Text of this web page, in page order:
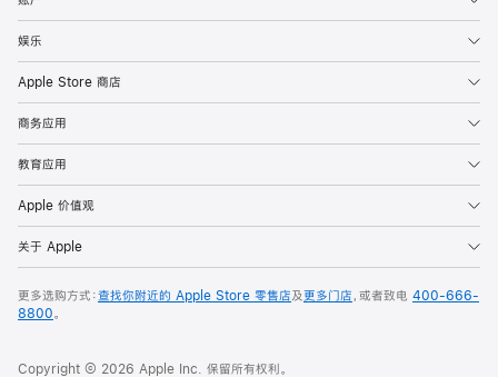
娱乐
Apple Store 商店
商务应用
教育应用
Apple 价值观
关于 Apple
更多选购方式：查找你附近的 Apple Store 零售店及更多门店，或者致电 400-666-
8800。
Copyright © 2026 Apple Inc. 保留所有权利。